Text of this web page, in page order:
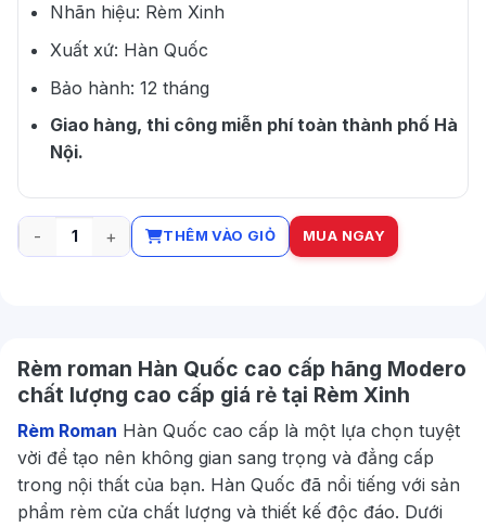
Nhãn hiệu: Rèm Xinh
Xuất xứ: Hàn Quốc
Bảo hành: 12 tháng
Giao hàng, thi công miễn phí toàn thành phố Hà
Nội.
Rèm roman Hàn Quốc cao cấp hãng Modero số lượng
THÊM VÀO GIỎ MUA NGAY
Rèm roman Hàn Quốc cao cấp hãng Modero
chất lượng cao cấp giá rẻ tại Rèm Xinh
Rèm Roman Hàn Quốc cao cấp là một lựa chọn tuyệt
vời để tạo nên không gian sang trọng và đẳng cấp
trong nội thất của bạn. Hàn Quốc đã nổi tiếng với sản
phẩm rèm cửa chất lượng và thiết kế độc đáo. Dưới